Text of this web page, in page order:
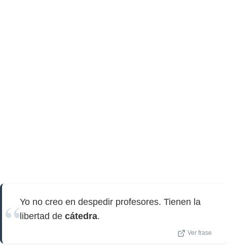
Yo no creo en despedir profesores. Tienen la
libertad de cátedra.
Ver frase